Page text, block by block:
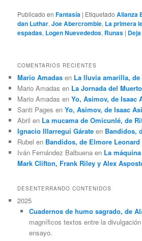
Publicado en Fantasía | Etiquetado Alianza
dan Luthar,Joe Abercrombie, La primera
espadas, Logen Nuevededos, Runas |
COMENTARIOS RECIENTES
Mario Amadas en La lluvia amarilla,
Mario Amadas en La Jornada del
Mario Amadas enYo, Asimov, de Isaac
Santi Pages enYo, Asimov, de Isaac
Abril en La mucama de Omicunlé, de
Ignacio Illarregui Gárate en Bandidos,
Rubel en Bandidos, de Elmore Leonard
Iván Fernández Balbuena en La
Mark Clifton, Frank Riley y Alex
DESENTERRANDO CONTENIDOS
2025
Cuadernos de humo sagrado, de
magníficos textos entre la
ensayo.